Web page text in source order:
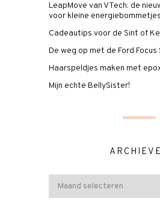
LeapMove van VTech: de
voor kleine energiebommetjes
Cadeautips voor de Sint of
De weg op met de Ford Focus
Haarspeldjes maken met
Mijn echte BellySister!